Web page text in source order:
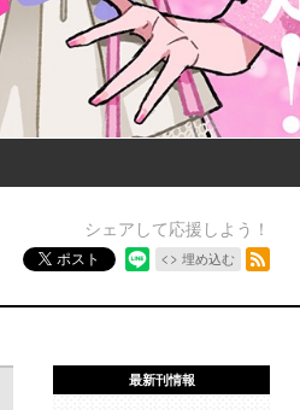
シェアして応援しよう！
ポスト 埋め込む
最新刊情報